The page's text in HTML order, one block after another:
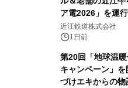
ア電2026」を運
「長濱浪漫ビール
番搾り飲み放題が
近江鉄道株式会社
1日前
第20回「地球温
キャンペーン」
づけエキからの